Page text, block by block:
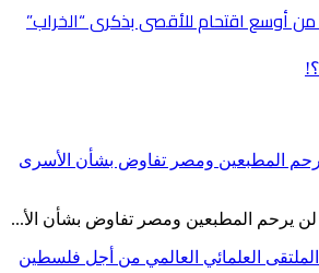
أوسع اقتحام للأقصى بذكرى “الخراب”
يرحم المطبعين ومصر تفاوض بشأن الأسرى
لن يرحم المطبعين ومصر تفاوض بشأن الأ...
العلمائي العالمي من أجل فلسطين